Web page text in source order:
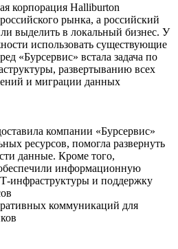
корпорация Halliburton
рынка, а российский
выделить в локальный бизнес. У
использовать существующие
«Бурсервис» встала задача по
развертыванию всех
и миграции данных
компании «Бурсервис»
ресурсов, помогла развернуть
данные. Кроме того,
информационную
инфраструктуры и поддержку
коммуникаций для